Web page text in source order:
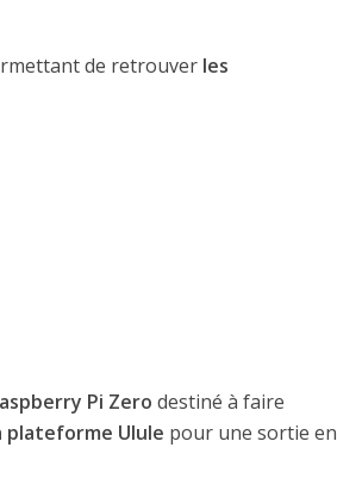
de retrouver les
Pi Zero destiné à faire
plateforme Ulule pour une sortie en